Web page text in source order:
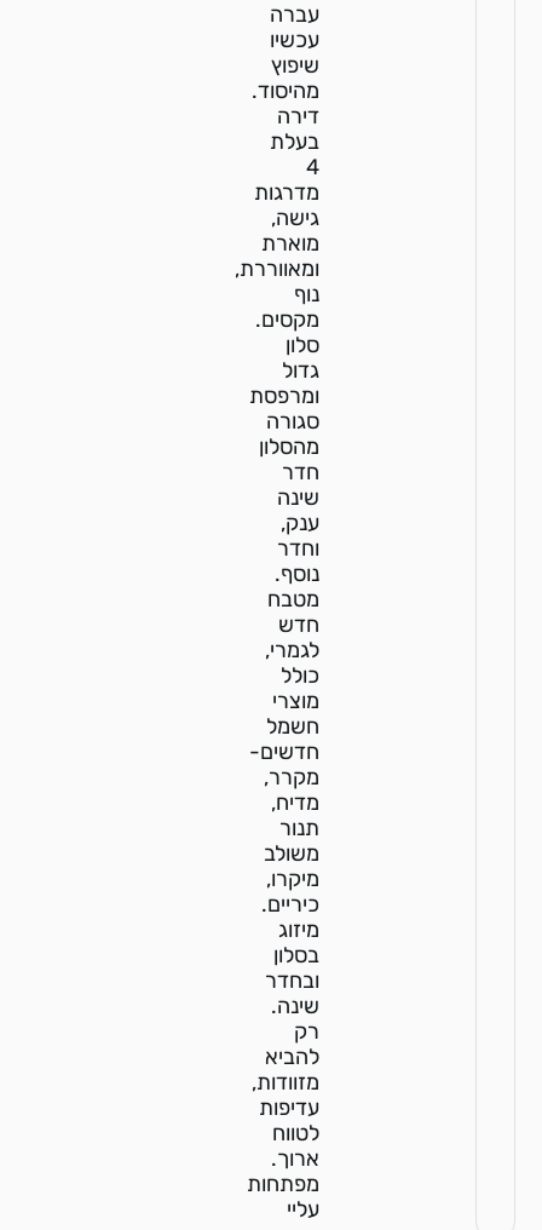
עברה
עכשיו
שיפוץ
מהיסוד.
דירה
בעלת
4
מדרגות
גישה,
מוארת
ומאווררת,
נוף
מקסים.
סלון
גדול
ומרפסת
סגורה
מהסלון
חדר
שינה
ענק,
וחדר
נוסף.
מטבח
חדש
לגמרי,
כולל
מוצרי
חשמל
חדשים-
מקרר,
מדיח,
תנור
משולב
מיקרו,
כיריים.
מיזוג
בסלון
ובחדר
שינה.
רק
להביא
מזוודות,
עדיפות
לטווח
ארוך.
מפתחות
עליי